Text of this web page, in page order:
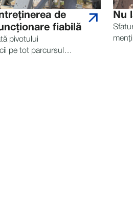
de
fiabilă
pivotului
pe tot parcursul
Nu